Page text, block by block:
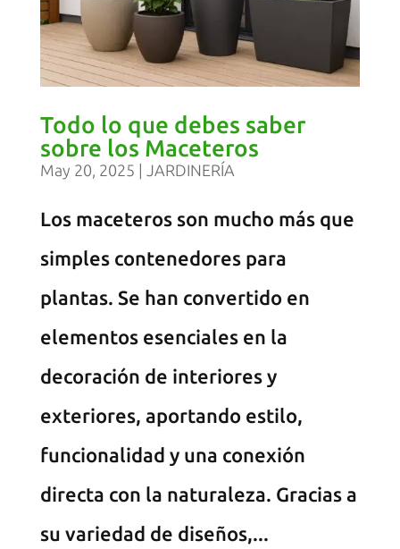
Todo lo que debes saber
sobre los Maceteros
May 20, 2025 | JARDINERÍA
Los maceteros son mucho más que
simples contenedores para
plantas. Se han convertido en
elementos esenciales en la
decoración de interiores y
exteriores, aportando estilo,
funcionalidad y una conexión
directa con la naturaleza. Gracias a
su variedad de diseños,...